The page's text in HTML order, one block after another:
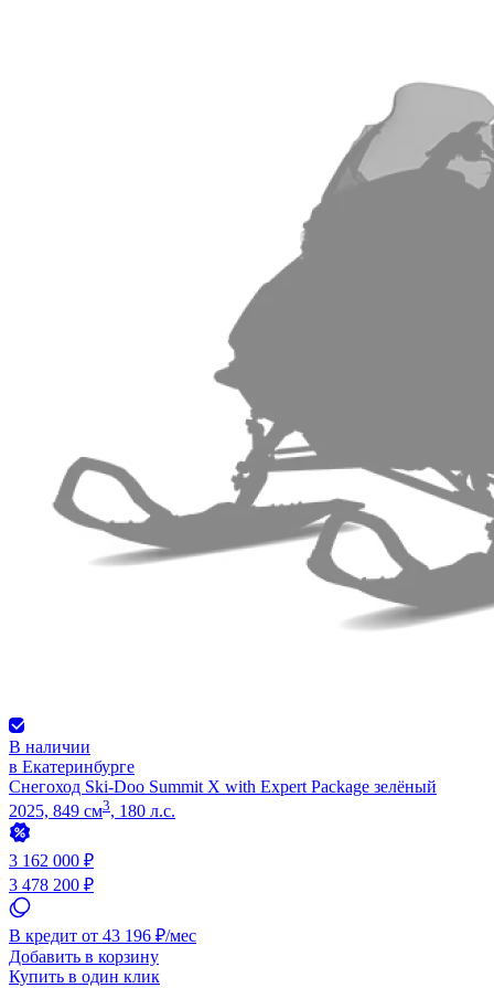
В наличии
в Екатеринбурге
Снегоход Ski-Doo Summit X with Expert Package зелёный
2025, 849 см3, 180 л.с.
3 162 000 ₽
3 478 200 ₽
В кредит от 43 196 ₽/мес
Добавить в корзину
Купить в один клик